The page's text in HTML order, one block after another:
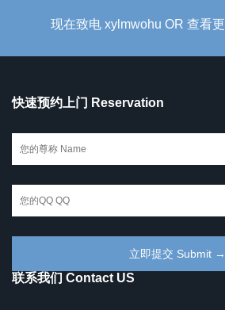
现在致电 xylmwohu OR 查看
快速预约上门 Reservation
联系我们 Contact US